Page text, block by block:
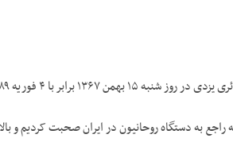
۴ فوریه ۱۹۸۹ در وایتلینت مریلند.
به دستگاه روحانیون در ایران صحبت کردیم و